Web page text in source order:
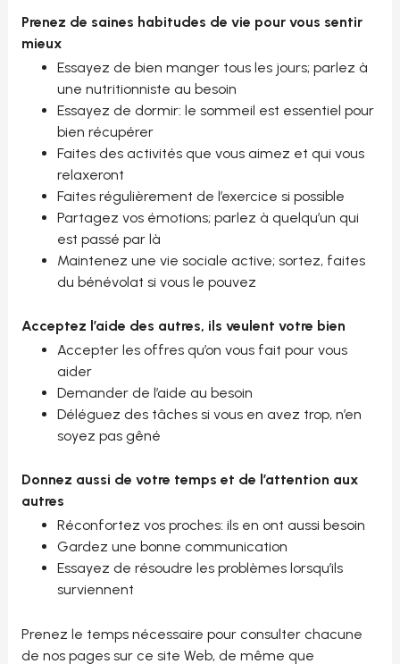
Prenez de saines habitudes de vie pour vous sentir
mieux
Essayez de bien manger tous les jours; parlez à
une nutritionniste au besoin
Essayez de dormir: le sommeil est essentiel pour
bien récupérer
Faites des activités que vous aimez et qui vous
relaxeront
Faites régulièrement de l’exercice si possible
Partagez vos émotions; parlez à quelqu’un qui
est passé par là
Maintenez une vie sociale active; sortez, faites
du bénévolat si vous le pouvez
Acceptez l’aide des autres, ils veulent votre bien
Accepter les offres qu’on vous fait pour vous
aider
Demander de l’aide au besoin
Déléguez des tâches si vous en avez trop, n’en
soyez pas gêné
Donnez aussi de votre temps et de l’attention aux
autres
Réconfortez vos proches: ils en ont aussi besoin
Gardez une bonne communication
Essayez de résoudre les problèmes lorsqu’ils
surviennent
Prenez le temps nécessaire pour consulter chacune
de nos pages sur ce site Web, de même que